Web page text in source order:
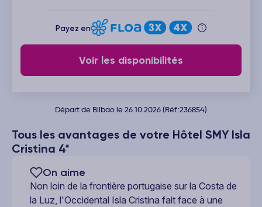
Tous les avantages de votre Hôtel SMY Isla
Cristina 4*
On aime
Non loin de la frontière portugaise sur la Costa de
la Luz, l'Occidental Isla Cristina fait face à une
Payez en
Voir les disponibilités
Départ de Bilbao le 26.10.2026 (Réf.:236854)